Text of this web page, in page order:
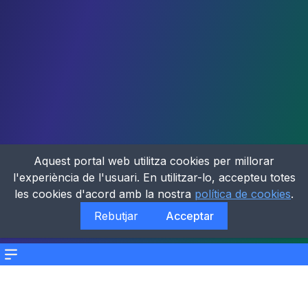
Menu
Aquest portal web utilitza cookies per millorar
l'experiència de l'usuari. En utilitzar-lo, accepteu totes
les cookies d'acord amb la nostra política de cookies.
Rebutjar
Acceptar